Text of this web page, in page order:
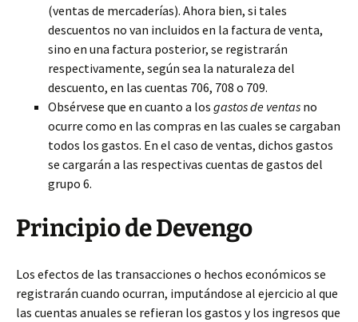
(ventas de mercaderías). Ahora bien, si tales
descuentos no van incluidos en la factura de venta,
sino en una factura posterior, se registrarán
respectivamente, según sea la naturaleza del
descuento, en las cuentas 706, 708 o 709.
Obsérvese que en cuanto a los gastos de ventas no
ocurre como en las compras en las cuales se cargaban
todos los gastos. En el caso de ventas, dichos gastos
se cargarán a las respectivas cuentas de gastos del
grupo 6.
Principio de Devengo
Los efectos de las transacciones o hechos económicos se
registrarán cuando ocurran, imputándose al ejercicio al que
las cuentas anuales se refieran los gastos y los ingresos que